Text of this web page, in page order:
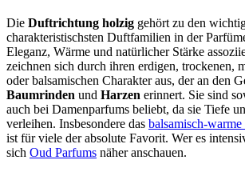
Die Duftrichtung holzig gehört zu den
charakteristischsten Duftfamilien in der
Eleganz, Wärme und natürlicher Stärke
zeichnen sich durch ihren erdigen, trockenen,
oder balsamischen Charakter aus, der an den
Baumrinden und Harzen erinnert. Sie sind
auch bei Damenparfums beliebt, da sie Tiefe
verleihen. Insbesondere das balsamisch-
ist für viele der absolute Favorit. Wer es
sich Oud Parfums näher anschauen.